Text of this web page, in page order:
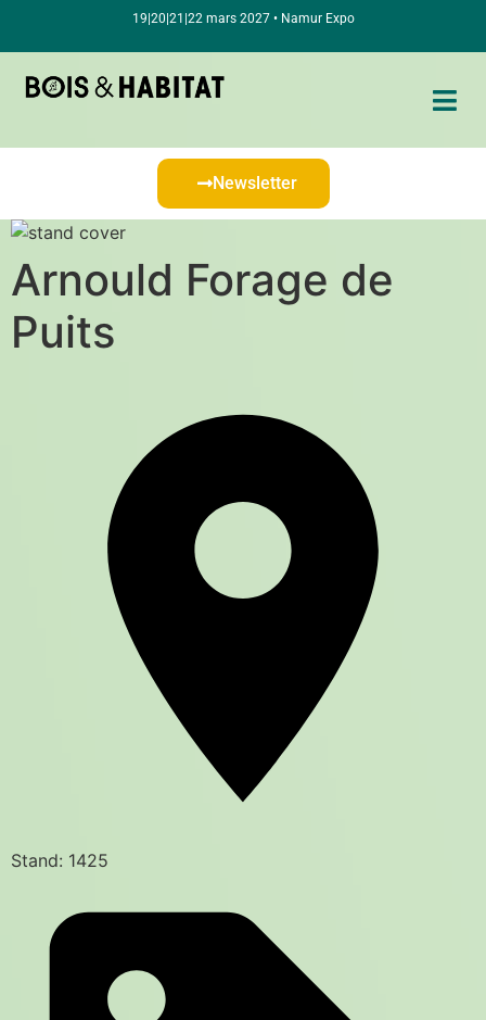
19|20|21|22 mars 2027 • Namur Expo
Newsletter
Arnould Forage de
Puits
Stand: 1425